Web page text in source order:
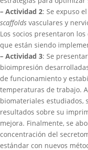
– Actividad 2: Se expuso
scaffolds vasculares y
Los socios presentaron
que están siendo
– Actividad 3: Se
bioimpresión
de funcionamiento y
temperaturas de trabajo.
biomateriales estudiados,
resultados sobre su
mejora. Finalmente, se
concentración del
estándar con nuevos